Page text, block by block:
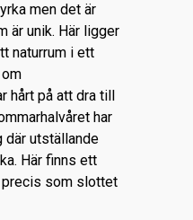
men det är
är unik. Här ligger
naturrum i ett
hårt på att dra till
har
där utställande
Här finns ett
som slottet